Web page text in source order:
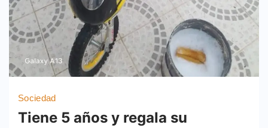
Sociedad
Tiene 5 años y regala su